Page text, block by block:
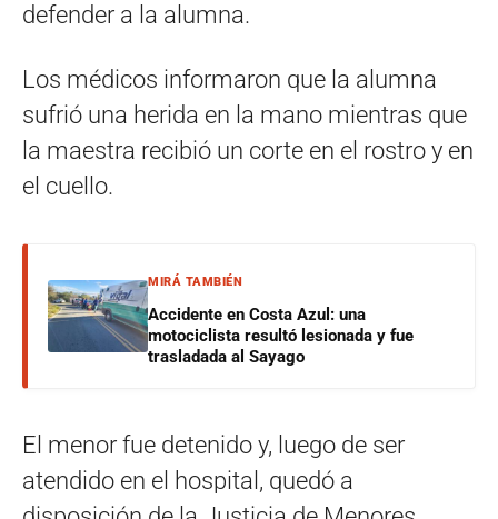
defender a la alumna.
Los médicos informaron que la alumna
sufrió una herida en la mano mientras que
la maestra recibió un corte en el rostro y en
el cuello.
MIRÁ TAMBIÉN
Accidente en Costa Azul: una
motociclista resultó lesionada y fue
trasladada al Sayago
El menor fue detenido y, luego de ser
atendido en el hospital, quedó a